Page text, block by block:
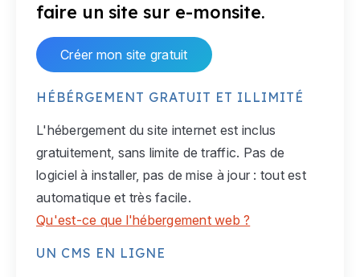
faire un site sur e-monsite.
Créer mon site gratuit
HÉBÉRGEMENT GRATUIT ET ILLIMITÉ
L'hébergement du site internet est inclus
gratuitement, sans limite de traffic. Pas de
logiciel à installer, pas de mise à jour : tout est
automatique et très facile.
Qu'est-ce que l'hébergement web ?
UN CMS EN LIGNE